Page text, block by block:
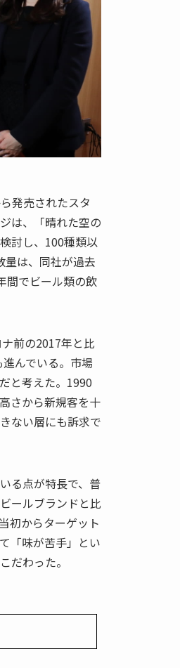
発売されたスタ
は、「晴れた空の
討し、100種類以
量は、同社が過去
間でビール類の飲
前の2017年と比
んでいる。市場
と考えた。1990
さから新規客を十
ない層にも訴求で
る点が特長で、普
ールブランドと比
初からターゲット
「味が苦手」とい
だわった。